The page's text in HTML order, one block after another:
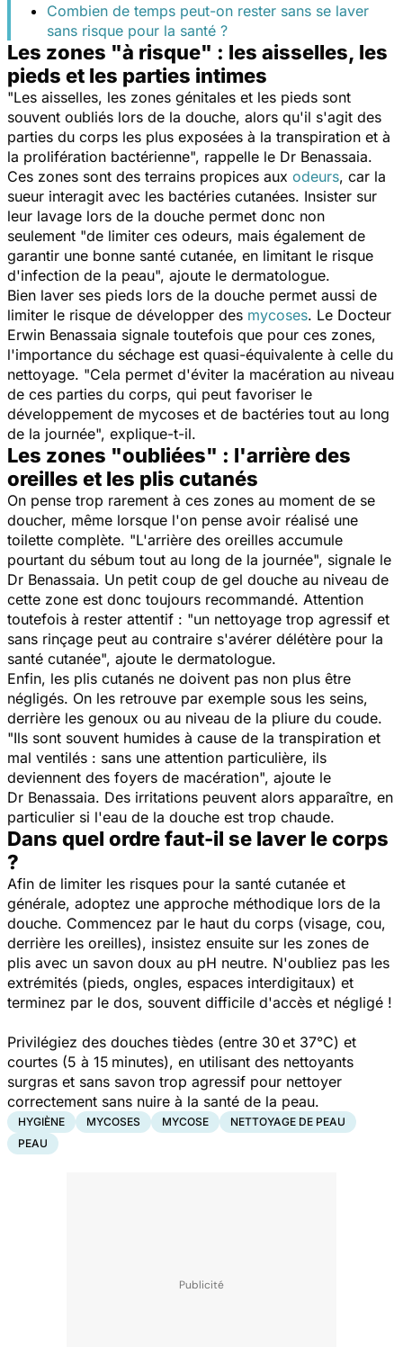
Combien de temps peut-on rester sans se laver
sans risque pour la santé ?
Les zones "à risque" : les aisselles, les
pieds et les parties intimes
"Les aisselles, les zones génitales et les pieds sont
souvent oubliés lors de la douche, alors qu'il s'agit des
parties du corps les plus exposées à la transpiration et à
la prolifération bactérienne", rappelle le Dr Benassaia.
Ces zones sont des terrains propices aux odeurs, car la
sueur interagit avec les bactéries cutanées. Insister sur
leur lavage lors de la douche permet donc non
seulement "de limiter ces odeurs, mais également de
garantir une bonne santé cutanée, en limitant le risque
d'infection de la peau", ajoute le dermatologue.
Bien laver ses pieds lors de la douche permet aussi de
limiter le risque de développer des mycoses. Le Docteur
Erwin Benassaia signale toutefois que pour ces zones,
l'importance du séchage est quasi-équivalente à celle du
nettoyage. "Cela permet d'éviter la macération au niveau
de ces parties du corps, qui peut favoriser le
développement de mycoses et de bactéries tout au long
de la journée", explique-t-il.
Les zones "oubliées" : l'arrière des
oreilles et les plis cutanés
On pense trop rarement à ces zones au moment de se
doucher, même lorsque l'on pense avoir réalisé une
toilette complète. "L'arrière des oreilles accumule
pourtant du sébum tout au long de la journée", signale le
Dr Benassaia. Un petit coup de gel douche au niveau de
cette zone est donc toujours recommandé. Attention
toutefois à rester attentif : "un nettoyage trop agressif et
sans rinçage peut au contraire s'avérer délétère pour la
santé cutanée", ajoute le dermatologue.
Enfin, les plis cutanés ne doivent pas non plus être
négligés. On les retrouve par exemple sous les seins,
derrière les genoux ou au niveau de la pliure du coude.
"Ils sont souvent humides à cause de la transpiration et
mal ventilés : sans une attention particulière, ils
deviennent des foyers de macération", ajoute le
Dr Benassaia. Des irritations peuvent alors apparaître, en
particulier si l'eau de la douche est trop chaude.
Dans quel ordre faut-il se laver le corps
?
Afin de limiter les risques pour la santé cutanée et
générale, adoptez une approche méthodique lors de la
douche. Commencez par le haut du corps (visage, cou,
derrière les oreilles), insistez ensuite sur les zones de
plis avec un savon doux au pH neutre. N'oubliez pas les
extrémités (pieds, ongles, espaces interdigitaux) et
terminez par le dos, souvent difficile d'accès et négligé !
Privilégiez des douches tièdes (entre 30 et 37°C) et
courtes (5 à 15 minutes), en utilisant des nettoyants
surgras et sans savon trop agressif pour nettoyer
correctement sans nuire à la santé de la peau.
HYGIÈNE MYCOSES MYCOSE
NETTOYAGE DE PEAU
PEAU